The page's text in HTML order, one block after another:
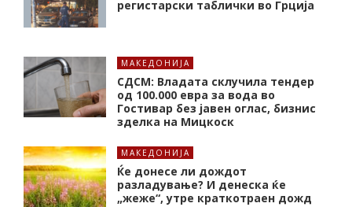
регистарски таблички во Грција
МАКЕДОНИЈА
СДСМ: Владата склучила тендер
од 100.000 евра за вода во
Гостивар без јавен оглас, бизнис
зделка на Мицкоск
МАКЕДОНИЈА
Ќе донесе ли дождот
разладување? И денеска ќе
„жеже“, утре краткотраен дожд